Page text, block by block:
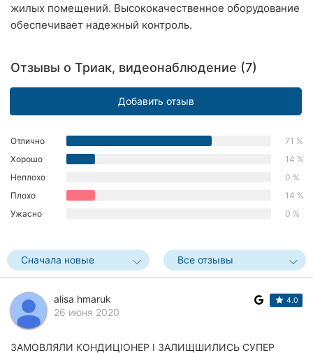
Запорожье
Львов
Рог
Николаев
Херсон
Черкассы
Черновцы
Сумы
жилых помещений. Высококачественное оборудование
обеспечивает надежный контроль.
Отзывы о Триак, видеонаблюдение (7)
Добавить отзыв
Отлично
71 %
Хорошо
14 %
Неплохо
0 %
Плохо
14 %
Ужасно
0 %
Сначала новые Все отзывы
alisa hmaruk
26 июня 2020
4.0
ЗАМОВЛЯЛИ КОНДИЦІОНЕР І ЗАЛИЩШИЛИСЬ СУПЕР